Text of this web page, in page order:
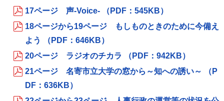
17ページ 声-Voice- （PDF：545KB）
18ページから19ページ もしものときのために今備え
よう （PDF：646KB）
20ページ ラジオのチカラ （PDF：942KB）
21ページ 名寄市立大学の窓から～知への誘い～ （P
DF：636KB）